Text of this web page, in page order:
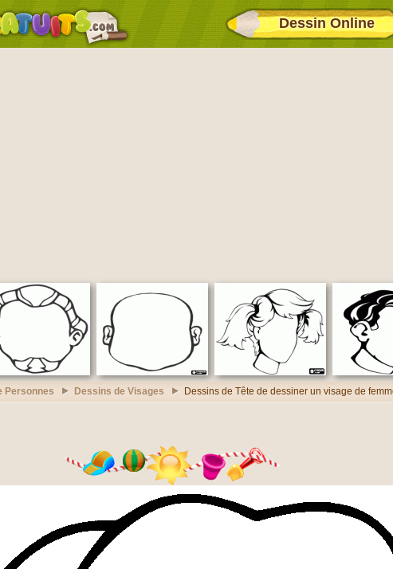
Dessin Online
Personnes Dessins de Visages Dessins de Tête de dessiner un visage de